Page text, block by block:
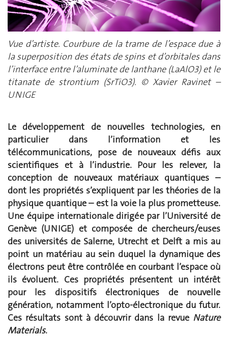
Vue d’artiste. Courbure de la trame de l’espace due à
la superposition des états de spins et d’orbitales dans
l’interface entre l’aluminate de lanthane (LaAlO3) et le
titanate de strontium (SrTiO3). © Xavier Ravinet –
UNIGE
Le développement de nouvelles technologies, en
particulier dans l’information et les
télécommunications, pose de nouveaux défis aux
scientifiques et à l’industrie. Pour les relever, la
conception de nouveaux matériaux quantiques –
dont les propriétés s’expliquent par les théories de la
physique quantique – est la voie la plus prometteuse.
Une équipe internationale dirigée par l’Université de
Genève (UNIGE) et composée de chercheurs/euses
des universités de Salerne, Utrecht et Delft a mis au
point un matériau au sein duquel la dynamique des
électrons peut être contrôlée en courbant l’espace où
ils évoluent. Ces propriétés présentent un intérêt
pour les dispositifs électroniques de nouvelle
génération, notamment l’opto-électronique du futur.
Ces résultats sont à découvrir dans la revue Nature
Materials.